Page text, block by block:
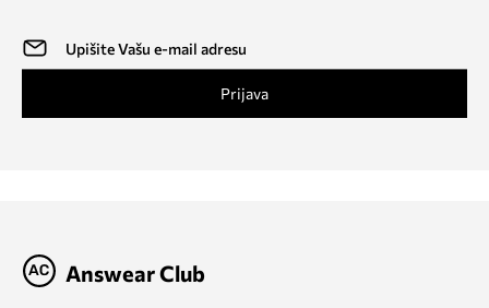
Prijava
Answear Club